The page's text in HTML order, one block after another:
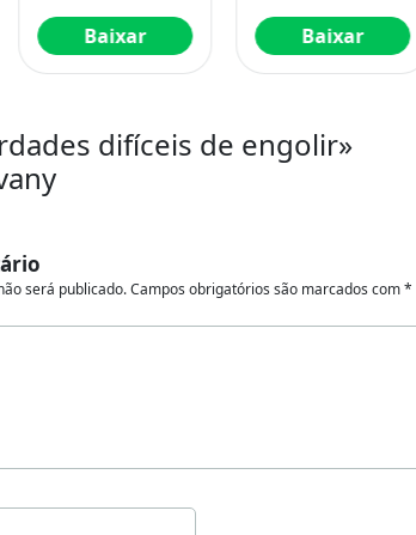
Baixar Baixar
difíceis de engolir»
será publicado.Campos obrigatórios são marcados com*